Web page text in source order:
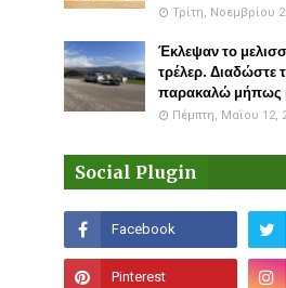
Τρίτη, Νοεμβρίου
Έκλεψαν το
τρέλερ. Διαδώστε
παρακαλώ μήπως
Πέμπτη, Μαΐου 12,
Social Plugin